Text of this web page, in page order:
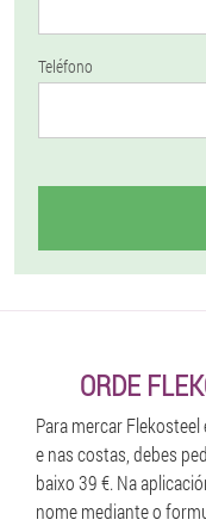
Teléfono
ORDE
Para mercar
e nas costas, debes
baixo 39 €. Na
nome mediante o